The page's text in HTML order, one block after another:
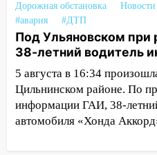
09:50 В Ульяновске
застрял в тепловозе
09:44 Ульяновские
юному
Чернышевского
08:21 В Заволжском
велосипеда
Дорожная обстановка Новости
#авария
#ДТП
Под Ульяновском при
38-летний водитель
5 августа в 16:34
Цильнинском районе. По
информации ГАИ, 38-
автомобиля «Хонда